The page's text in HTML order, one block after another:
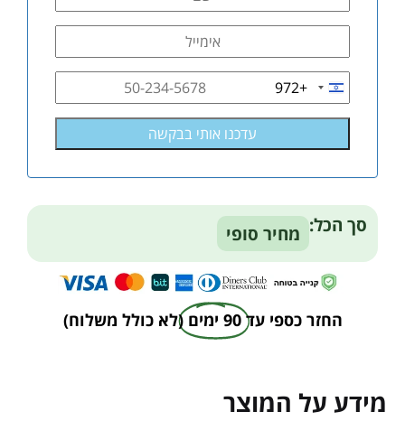
Israel
+972
סך הכל: מחיר סופי
החזר כספי עד 90 ימים (לא כולל משלוח)
מידע על המוצר